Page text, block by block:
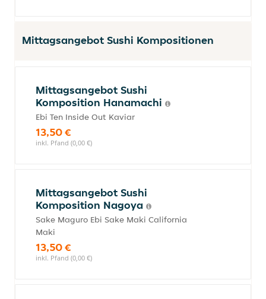
Mittagsangebot Sushi Kompositionen
Mittagsangebot Sushi
Komposition Hanamachi
Ebi Ten Inside Out Kaviar
13,50 €
inkl. Pfand (0,00 €)
Mittagsangebot Sushi
Komposition Nagoya
Sake Maguro Ebi Sake Maki California
Maki
13,50 €
inkl. Pfand (0,00 €)